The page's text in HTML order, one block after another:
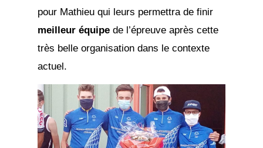
pour Mathieu qui leurs permettra de finir
meilleur équipe de l’épreuve après cette
très belle organisation dans le contexte
actuel.